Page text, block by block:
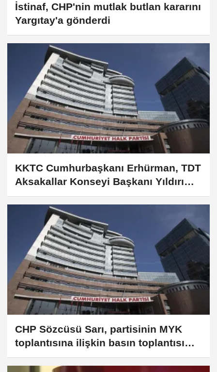
İstinaf, CHP'nin mutlak butlan kararını
Yargıtay'a gönderdi
KKTC Cumhurbaşkanı Erhürman, TDT
Aksakallar Konseyi Başkanı Yıldırım'ı
kabul etti
CHP Sözcüsü Sarı, partisinin MYK
toplantısına ilişkin basın toplantısı
düzenledi: